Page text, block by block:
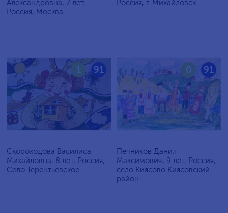
Александровна, 7 лет,
Россия, Москва
Россия, г. Михайловск
91
1
Скороходова Василиса
Михайловна, 8 лет, Россия,
Село Терентьевское
91
0
Печников Данил
Максимович, 9 лет, Россия,
село Киясово Киясовский
район